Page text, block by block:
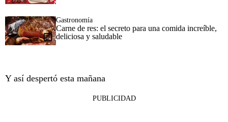
Gastronomía
Carne de res: el secreto para una comida increíble,
deliciosa y saludable
Y así despertó esta mañana
PUBLICIDAD